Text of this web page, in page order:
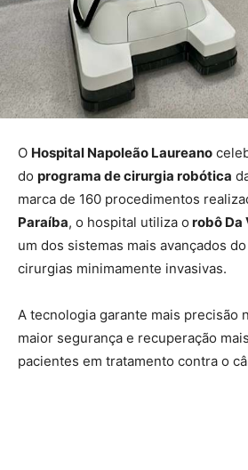
O Hospital Napoleão Laureano
do programa de cirurgia robótica
marca de 160 procedimentos
Paraíba, o hospital utiliza o robô Da
um dos sistemas mais avançados
cirurgias minimamente invasivas.
A tecnologia garante mais precisão
maior segurança e recuperação
pacientes em tratamento contra o